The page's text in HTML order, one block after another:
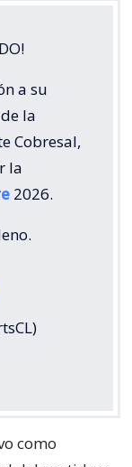
a su
la
Cobresal,
la
2026.
como